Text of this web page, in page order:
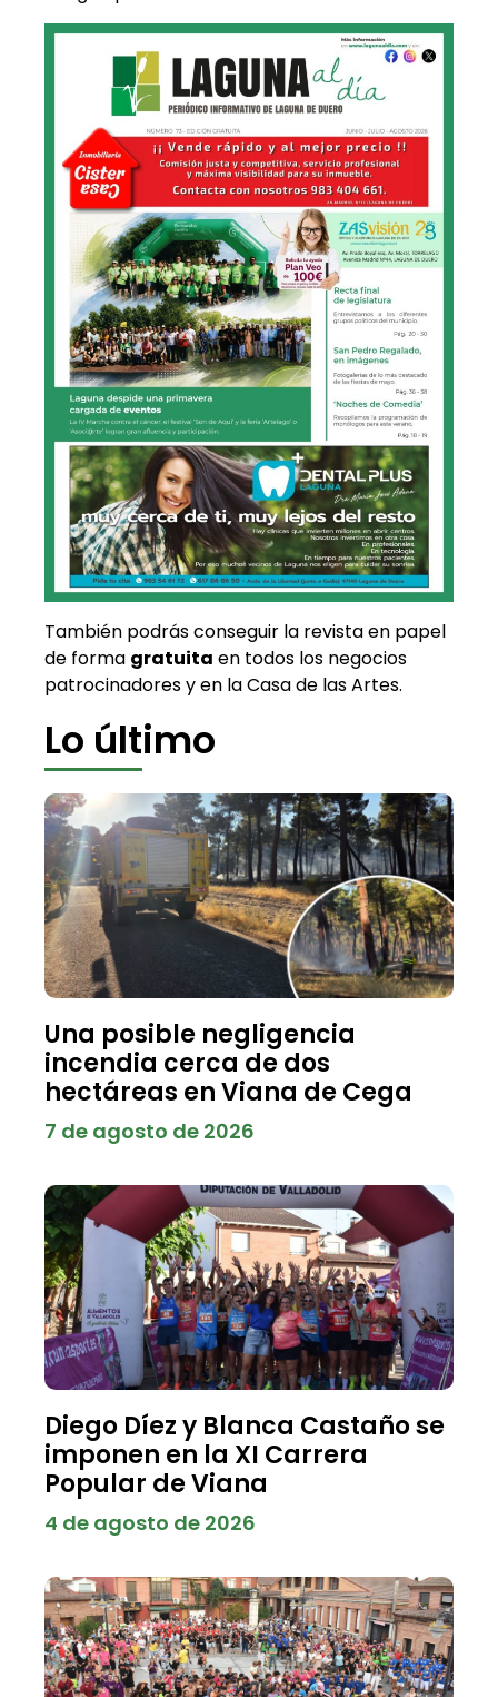
También podrás conseguir la revista en papel
de forma gratuita en todos los negocios
patrocinadores y en la Casa de las Artes.
Lo último
Una posible negligencia
incendia cerca de dos
hectáreas en Viana de Cega
7 de agosto de 2026
Diego Díez y Blanca Castaño se
imponen en la XI Carrera
Popular de Viana
4 de agosto de 2026